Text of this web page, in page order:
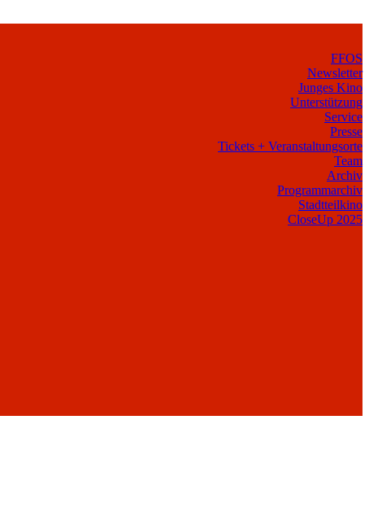
FFOS
Newsletter
Junges Kino
Unterstützung
Service
Presse
Tickets + Veranstaltungsorte
Team
Archiv
Programmarchiv
Stadtteilkino
CloseUp 2025